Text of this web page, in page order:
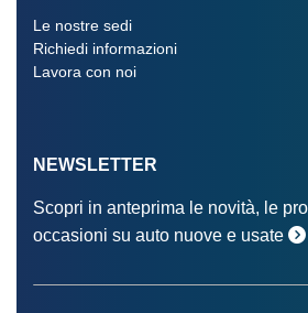
Le nostre sedi
Richiedi informazioni
Lavora con noi
NEWSLETTER
Scopri in anteprima le novità, le
occasioni su auto nuove e usate